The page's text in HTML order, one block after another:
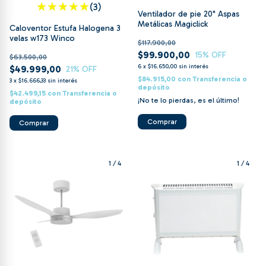
(3)
Caloventor Estufa Halogena 3
velas w173 Winco
$49.999,00
$63.500,00
21% OFF
3 x $16.666,33 sin interés
$42.499,15 con Transferencia o
depósito
Ventilador de pie 20" Aspas
Metálicas Magiclick
$99.900,00
$117.900,00
15% OFF
6 x $16.650,00 sin interés
$84.915,00 con Transferencia o
depósito
¡No te lo pierdas, es el último!
1 /4 1 /4